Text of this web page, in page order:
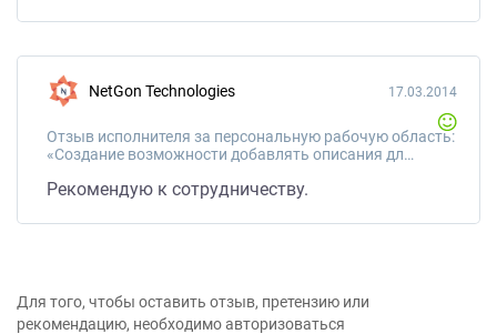
NetGon Technologies
Отзыв исполнителя за персональную рабочую область:
«Создание возможности добавлять описания для брендов в категориях»
17.03.2014
Рекомендую к сотрудничеству.
Для того, чтобы оставить отзыв, претензию или
рекомендацию, необходимо авторизоваться